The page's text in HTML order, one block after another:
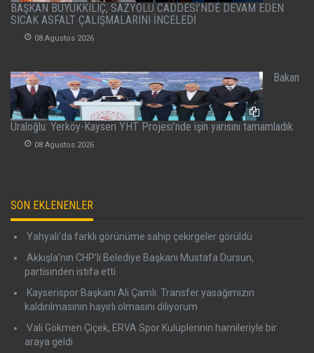
BAŞKAN BÜYÜKKILIÇ, SAZYOLU CADDESİ’NDE DEVAM EDEN
SICAK ASFALT ÇALIŞMALARINI İNCELEDİ
08 Agustos 2026
Bakan
Uraloğlu: Yerköy-Kayseri YHT Projesi’nde işin yarısını tamamladık
08 Agustos 2026
SON EKLENENLER
Yahyalı’da farklı görünüme sahip çekirgeler görüldü
Akkışla’nın CHP’li Belediye Başkanı Mustafa Dursun,
partisinden istifa etti
Kayserispor Başkanı Ali Çamlı: Transfer yasağımızın
kaldırılmasının hayırlı olmasını diliyorum
Vali Gökmen Çiçek, ERVA Spor Kulüplerinin hamileriyle bir
araya geldi